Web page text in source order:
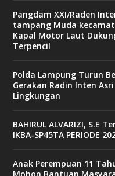
Pangdam XXI/Raden
tampang Muda
Kapal Motor Laut
Terpencil
Polda Lampung Turun
Gerakan Radin Inten
Lingkungan
BAHIRUL ALVARIZI, S.E
IKBA-SP45TA PERIODE
Anak Perempuan 11